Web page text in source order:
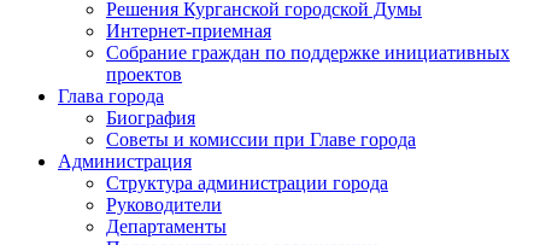
Решения Курганской городской Думы
Интернет-приемная
Собрание граждан по поддержке инициативных
проектов
Глава города
Биография
Советы и комиссии при Главе города
Администрация
Структура администрации города
Руководители
Департаменты